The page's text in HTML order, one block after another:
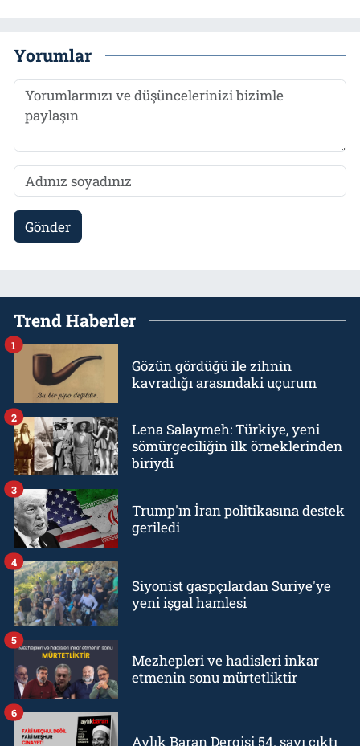
Yorumlar
Gönder
Trend Haberler
Gözün gördüğü ile zihnin
kavradığı arasındaki uçurum
1
Lena Salaymeh: Türkiye, yeni
sömürgeciliğin ilk örneklerinden
biriydi
2
Trump'ın İran politikasına destek
geriledi
3
Siyonist gaspçılardan Suriye'ye
yeni işgal hamlesi
4
Mezhepleri ve hadisleri inkar
etmenin sonu mürtetliktir
5
Aylık Baran Dergisi 54. sayı çıktı
6